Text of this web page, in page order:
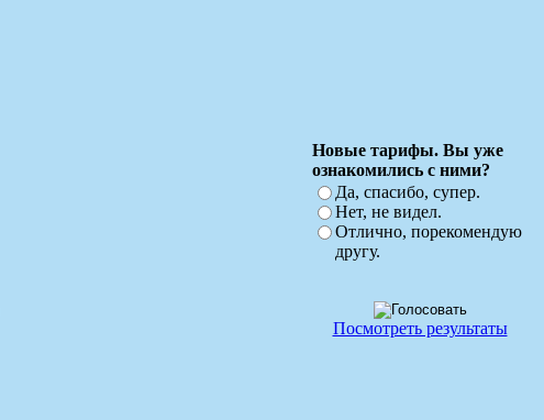
Новые тарифы. Вы уже
ознакомились с ними?
Да, спасибо, супер.
Нет, не видел.
Отлично, порекомендую
другу.
Посмотреть результаты